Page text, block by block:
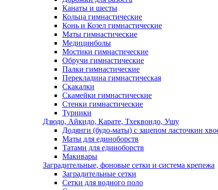
Канаты и шесты
Кольца гимнастические
Конь и Козел гимнастические
Маты гимнастические
Медицинболы
Мостики гимнастические
Обручи гимнастические
Палки гимнастические
Перекладина гимнастическая
Скакалки
Скамейки гимнастические
Стенки гимнастические
Турники
Дзюдо, Айкидо, Карате, Тхеквондо, Ушу
Додянги (будо-маты) с зацепом ласточкин
Маты для единоборств
Татами для единоборств
Макивары
Заградительные, фоновые сетки и система крепежа
Заградительные сетки
Сетки для водного поло